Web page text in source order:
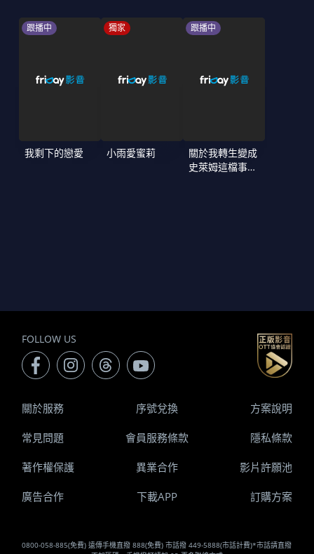
跟播中
我剩下的戀愛
獨家
小雨愛蜜莉
跟播中
關於我轉生變成
史萊姆這檔事
FOLLOW US
0800-058-885(免費) 遠傳手機直撥 888(免費) 市話撥 449-5888(市話計費)*市話請直撥
關於服務 序號兌換 方案說明
常見問題 會員服務條款 隱私條款
著作權保護 異業合作 影片許願池
廣告合作 下載APP 訂購方案